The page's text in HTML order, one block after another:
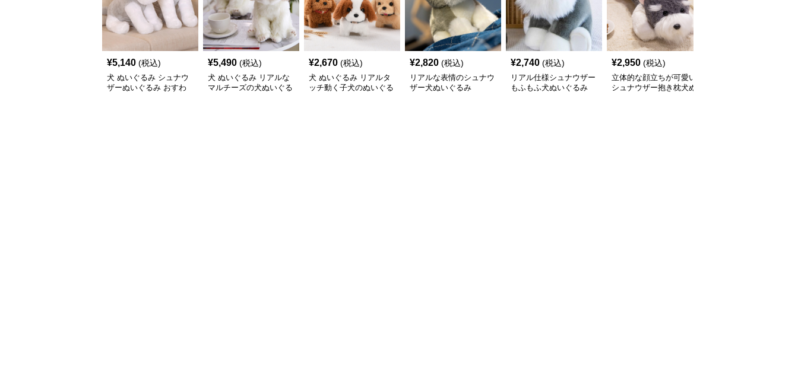
¥5,140 (税込)
犬 ぬいぐるみ シュナウ
ザーぬいぐるみ おすわ
¥5,490 (税込)
犬 ぬいぐるみ リアルな
マルチーズの犬ぬいぐる
¥2,670 (税込)
犬 ぬいぐるみ リアルタ
ッチ動く子犬のぬいぐる
¥2,820 (税込)
リアルな表情のシュナウ
ザー犬ぬいぐるみ
¥2,740 (税込)
リアル仕様シュナウザー
もふもふ犬ぬいぐるみ
¥2,950 (税込)
立体的な顔立ちが可愛い
シュナウザー抱き枕犬ぬ